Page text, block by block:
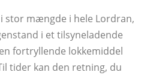
stor mængde i hele Lordran,
i et tilsyneladende
fortryllende lokkemiddel
tider kan den retning, du